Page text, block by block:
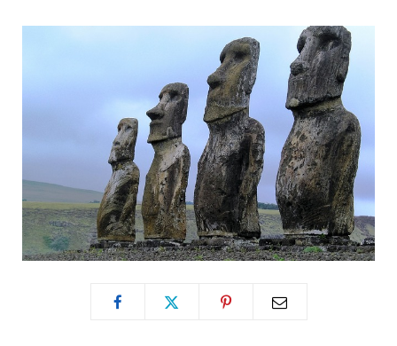
t
e
r
)
r
a
m
e
s
t